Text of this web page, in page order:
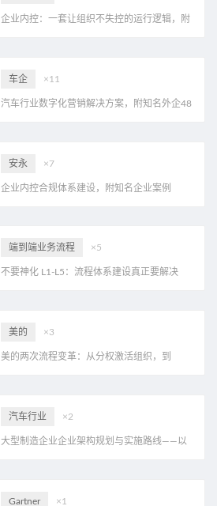
企业内控：一套让组织不失控的运行逻辑，附
车企 ×11
汽车行业数字化营销解决方案，附知名外企48
安永 ×7
企业内控合规体系建设，附知名企业案例
端到端业务流程 ×5
不要神化 L1-L5：流程体系建设真正要解决
美的 ×3
美的两次流程变革：从分权激活组织，到
汽车行业 ×2
大型制造企业企业架构规划与实施路线——以
Gartner ×1